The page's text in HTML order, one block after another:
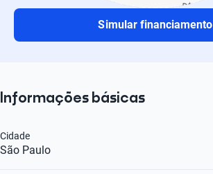
Simular financiamento
Informações básicas
São Paulo
Cidade